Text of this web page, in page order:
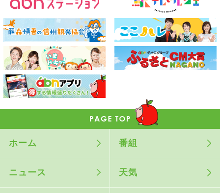
ホーム 番組
ニュース 天気